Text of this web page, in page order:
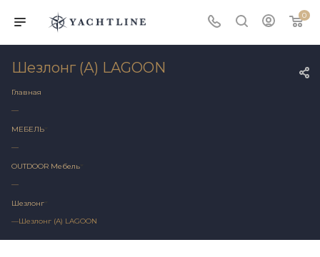
0
Шезлонг (А) LAGOON
Главная
—
МЕБЕЛЬ
—
OUTDOOR Мебель
—
Шезлонг
—Шезлонг (А) LAGOON